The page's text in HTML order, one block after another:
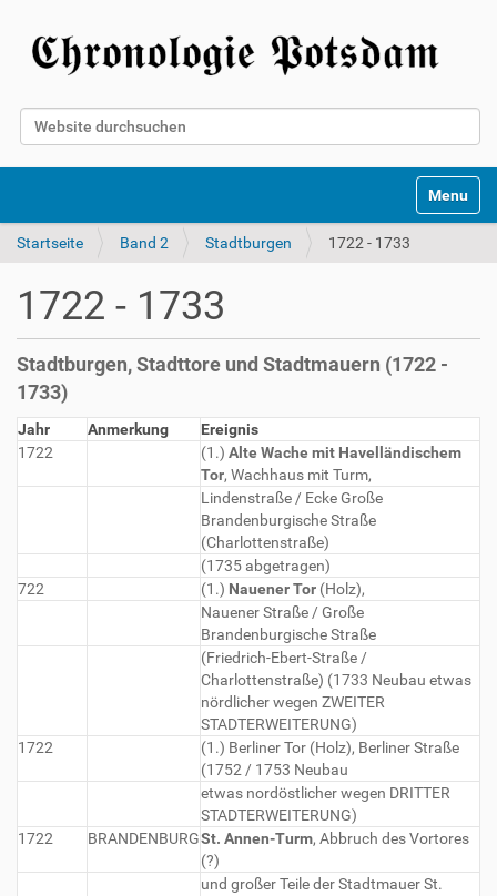
Website durchsuchen
Toggle
Startseite Band 2 Stadtburgen 1722 - 1733
1722 - 1733
Stadtburgen, Stadttore und Stadtmauern (1722 -
1733)
Jahr Anmerkung
Ereignis
1722
(1.) Alte Wache mit Havelländischem
Tor, Wachhaus mit Turm,
Lindenstraße / Ecke Große
Brandenburgische Straße
(Charlottenstraße)
(1735 abgetragen)
722
(1.) Nauener Tor (Holz),
Nauener Straße / Große
Brandenburgische Straße
(Friedrich-Ebert-Straße /
Charlottenstraße) (1733 Neubau etwas
nördlicher wegen ZWEITER
STADTERWEITERUNG)
1722
(1.) Berliner Tor (Holz), Berliner Straße
(1752 / 1753 Neubau
etwas nordöstlicher wegen DRITTER
STADTERWEITERUNG)
1722
BRANDENBURGSt. Annen-Turm, Abbruch des Vortores
(?)
und großer Teile der Stadtmauer St.